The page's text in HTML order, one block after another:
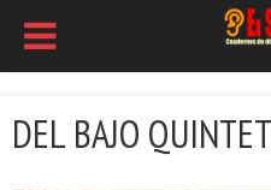
DEL BAJO